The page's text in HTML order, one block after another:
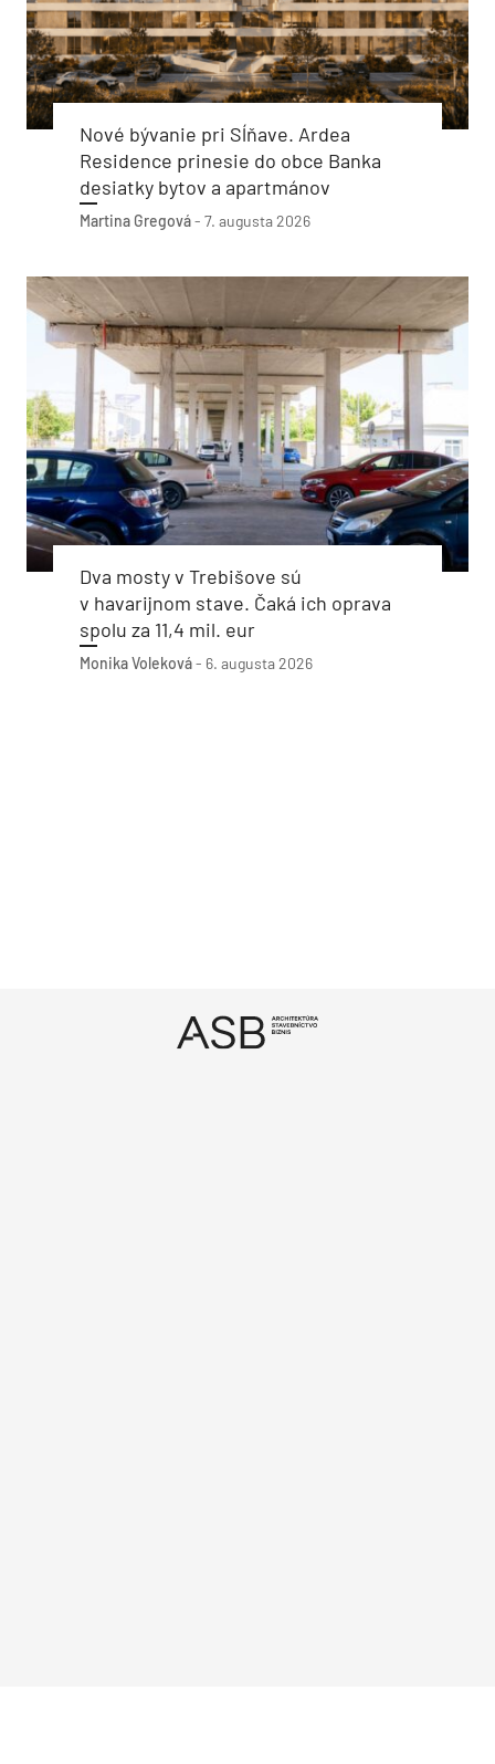
Nové bývanie pri Sĺňave. Ardea
Residence prinesie do obce Banka
desiatky bytov a apartmánov
Martina Gregová- 7. augusta 2026
Dva mosty v Trebišove sú
v havarijnom stave. Čaká ich oprava
spolu za 11,4 mil. eur
Monika Voleková- 6. augusta 2026